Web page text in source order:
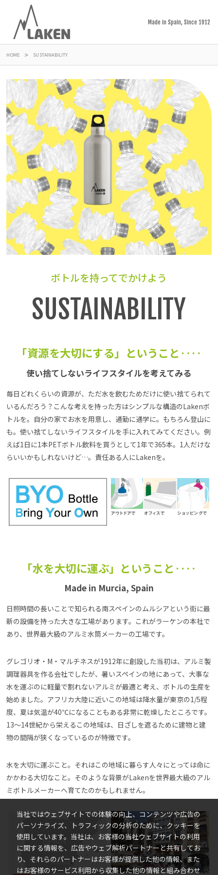
Made in Spain, Since 1912
HOME SUSTAINABILITY
ボトルを持ってでかけよう
SUSTAINABILITY
「資源を大切にする」ということ‥‥
使い捨てしないライフスタイルを考えてみる
毎日どれくらいの資源が、ただ水を飲むためだけに使い捨てられて
いるんだろう？こんな考えを持った方はシンプルな構造のLakenボ
トルを。自分の家でお水を用意し、通勤に通学に。もちろん登山に
も。使い捨てしないライフスタイルを手に入れてみてください。例
えば1日に1本PETボトル飲料を買うとして1年で365本。1人だけな
らいいかもしれないけど…。責任ある人にLakenを。
「水を大切に運ぶ」ということ‥‥
Made in Murcia, Spain
日照時間の長いことで知られる南スペインのムルシアという街に最
新の設備を持った大きな工場があります。これがラーケンの本社で
あり、世界最大級のアルミ水筒メーカーの工場です。
グレゴリオ・M・マルチネスが1912年に創設した当初は、アルミ製
調理器具を作る会社でしたが、暑いスペインの地にあって、大事な
水を運ぶのに軽量で割れないアルミが最適と考え、ボトルの生産を
始めました。アフリカ大陸に近いこの地域は降水量が東京の1/5程
度、夏は気温が40℃になることもある非常に乾燥したところです。
13〜14世紀から栄えるこの地域は、日ざしを遮るために建物と建
物の間隔が狭くなっているのが特徴です。
水を大切に運ぶこと。それはこの地域に暮らす人々にとっては命に
かかわる大切なこと。そのような背景がLakenを世界最大級のアル
ミボトルメーカーへ育てたのかもしれません。
当社ではウェブサイトでの体験の向上、コンテンツや広告の
パーソナライズ、トラフィックの分析のために、クッキーを
使用しています。当社は、お客様の当社ウェブサイトの利用
に関する情報を、広告やウェブ解析パートナーと共有してお
り、それらのパートナーはお客様が提供した他の情報、また
はお客様のサービス利用から収集した他の情報と組み合わせ